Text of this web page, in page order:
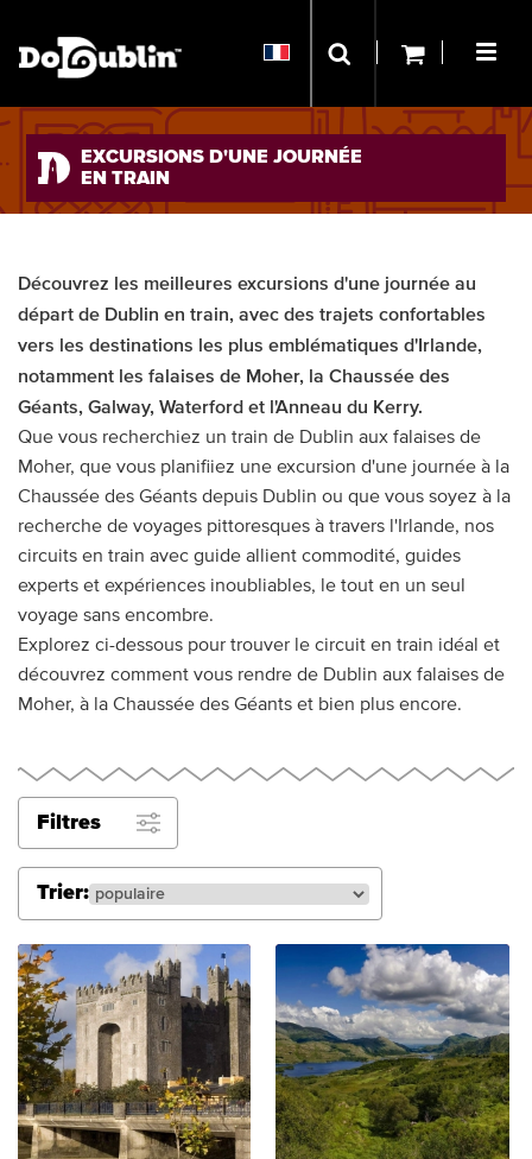
EXCURSIONS D'UNE JOURNÉE
EN TRAIN
Découvrez les meilleures excursions d'une journée au
départ de Dublin en train, avec des trajets confortables
vers les destinations les plus emblématiques d'Irlande,
notamment les falaises de Moher, la Chaussée des
Géants, Galway, Waterford et l'Anneau du Kerry.
Que vous recherchiez un train de Dublin aux falaises de
Moher, que vous planifiiez une excursion d'une journée à la
Chaussée des Géants depuis Dublin ou que vous soyez à la
recherche de voyages pittoresques à travers l'Irlande, nos
circuits en train avec guide allient commodité, guides
experts et expériences inoubliables, le tout en un seul
voyage sans encombre.
Explorez ci-dessous pour trouver le circuit en train idéal et
découvrez comment vous rendre de Dublin aux falaises de
Moher, à la Chaussée des Géants et bien plus encore.
Filtres
Trier: